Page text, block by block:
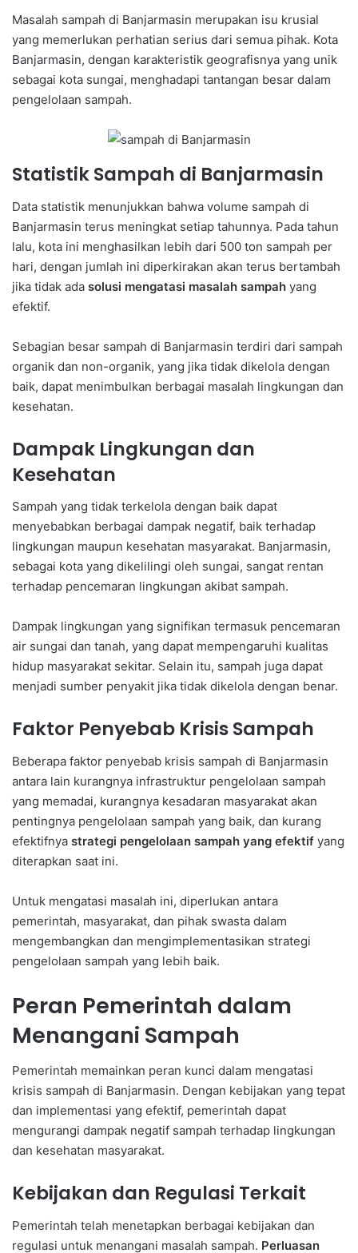
Masalah sampah di Banjarmasin merupakan isu krusial
yang memerlukan perhatian serius dari semua pihak. Kota
Banjarmasin, dengan karakteristik geografisnya yang unik
sebagai kota sungai, menghadapi tantangan besar dalam
pengelolaan sampah.
Statistik Sampah di Banjarmasin
Data statistik menunjukkan bahwa volume sampah di
Banjarmasin terus meningkat setiap tahunnya. Pada tahun
lalu, kota ini menghasilkan lebih dari 500 ton sampah per
hari, dengan jumlah ini diperkirakan akan terus bertambah
jika tidak ada solusi mengatasi masalah sampah yang
efektif.
Sebagian besar sampah di Banjarmasin terdiri dari sampah
organik dan non-organik, yang jika tidak dikelola dengan
baik, dapat menimbulkan berbagai masalah lingkungan dan
kesehatan.
Dampak Lingkungan dan
Kesehatan
Sampah yang tidak terkelola dengan baik dapat
menyebabkan berbagai dampak negatif, baik terhadap
lingkungan maupun kesehatan masyarakat. Banjarmasin,
sebagai kota yang dikelilingi oleh sungai, sangat rentan
terhadap pencemaran lingkungan akibat sampah.
Dampak lingkungan yang signifikan termasuk pencemaran
air sungai dan tanah, yang dapat mempengaruhi kualitas
hidup masyarakat sekitar. Selain itu, sampah juga dapat
menjadi sumber penyakit jika tidak dikelola dengan benar.
Faktor Penyebab Krisis Sampah
Beberapa faktor penyebab krisis sampah di Banjarmasin
antara lain kurangnya infrastruktur pengelolaan sampah
yang memadai, kurangnya kesadaran masyarakat akan
pentingnya pengelolaan sampah yang baik, dan kurang
efektifnya strategi pengelolaan sampah yang efektif yang
diterapkan saat ini.
Untuk mengatasi masalah ini, diperlukan antara
pemerintah, masyarakat, dan pihak swasta dalam
mengembangkan dan mengimplementasikan strategi
pengelolaan sampah yang lebih baik.
Peran Pemerintah dalam
Menangani Sampah
Pemerintah memainkan peran kunci dalam mengatasi
krisis sampah di Banjarmasin. Dengan kebijakan yang tepat
dan implementasi yang efektif, pemerintah dapat
mengurangi dampak negatif sampah terhadap lingkungan
dan kesehatan masyarakat.
Kebijakan dan Regulasi Terkait
Pemerintah telah menetapkan berbagai kebijakan dan
regulasi untuk menangani masalah sampah. Perluasan